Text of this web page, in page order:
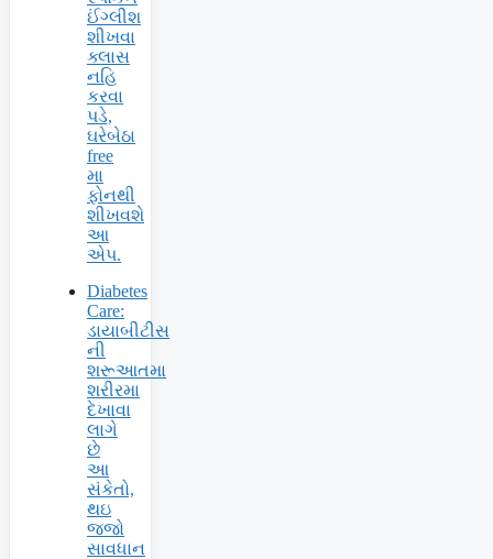
ઈંગ્લીશ
શીખવા
ક્લાસ
નહિ
કરવા
પડે,
ઘરેબેઠા
free
મા
ફોનથી
શીખવશે
આ
એપ.
Diabetes
Care:
ડાયાબીટીસ
ની
શરૂઆતમા
શરીરમા
દેખાવા
લાગે
છે
આ
સંકેતો,
થઇ
જજો
સાવધાન